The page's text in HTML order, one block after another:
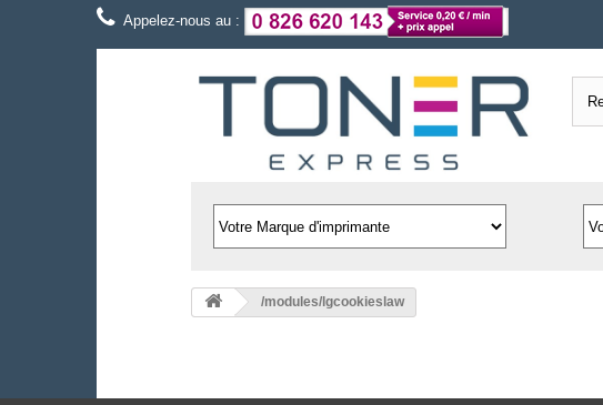
Appelez-nous au :
/modules/lgcookieslaw